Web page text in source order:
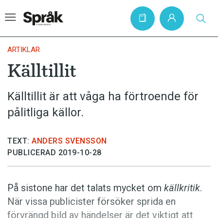
Hem
Artiklar
Krönikor
Skrivtips
Bokrecensioner
Kviss
Podden
ARTIKLAR
Källtillit
Källtillit är att våga ha förtroende för
pålitliga källor.
TEXT: ANDERS SVENSSON
PUBLICERAD 2019-10-28
På sistone har det talats mycket om källkritik.
När vissa publicister försöker sprida en
förvrängd bild av händelser är det viktigt att